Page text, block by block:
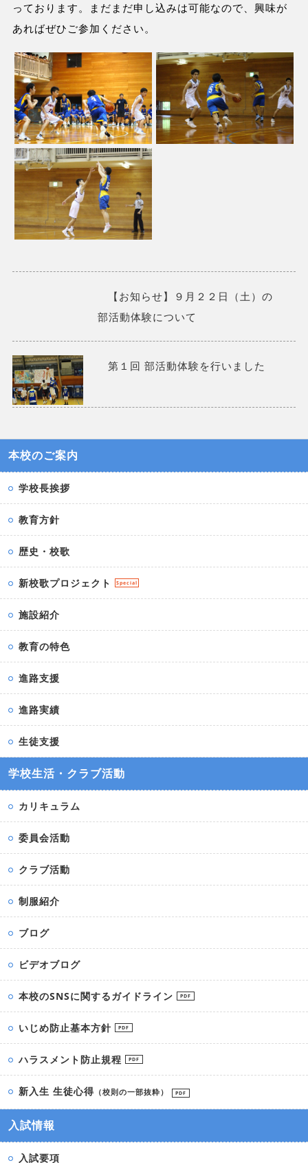
っております。まだまだ申し込みは可能なので、興味が
あればぜひご参加ください。
【お知らせ】９月２２日（土）の
部活動体験について
第１回 部活動体験を行いました
本校のご案内
学校長挨拶
教育方針
歴史・校歌
新校歌プロジェクト Special
施設紹介
教育の特色
進路支援
進路実績
生徒支援
学校生活・クラブ活動
カリキュラム
委員会活動
クラブ活動
制服紹介
ブログ
ビデオブログ
本校のSNSに関するガイドライン PDF
いじめ防止基本方針 PDF
ハラスメント防止規程 PDF
新入生 生徒心得 （校則の一部抜粋） PDF
入試情報
入試要項